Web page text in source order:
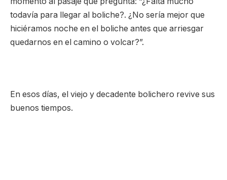
todavía para llegar al boliche?. ¿No sería mejor que
hiciéramos noche en el boliche antes que arriesgar
quedarnos en el camino o volcar?”.
En esos días, el viejo y decadente bolichero revive sus
buenos tiempos.